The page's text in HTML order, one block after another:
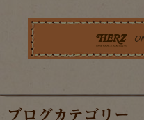
ブログカテゴリー